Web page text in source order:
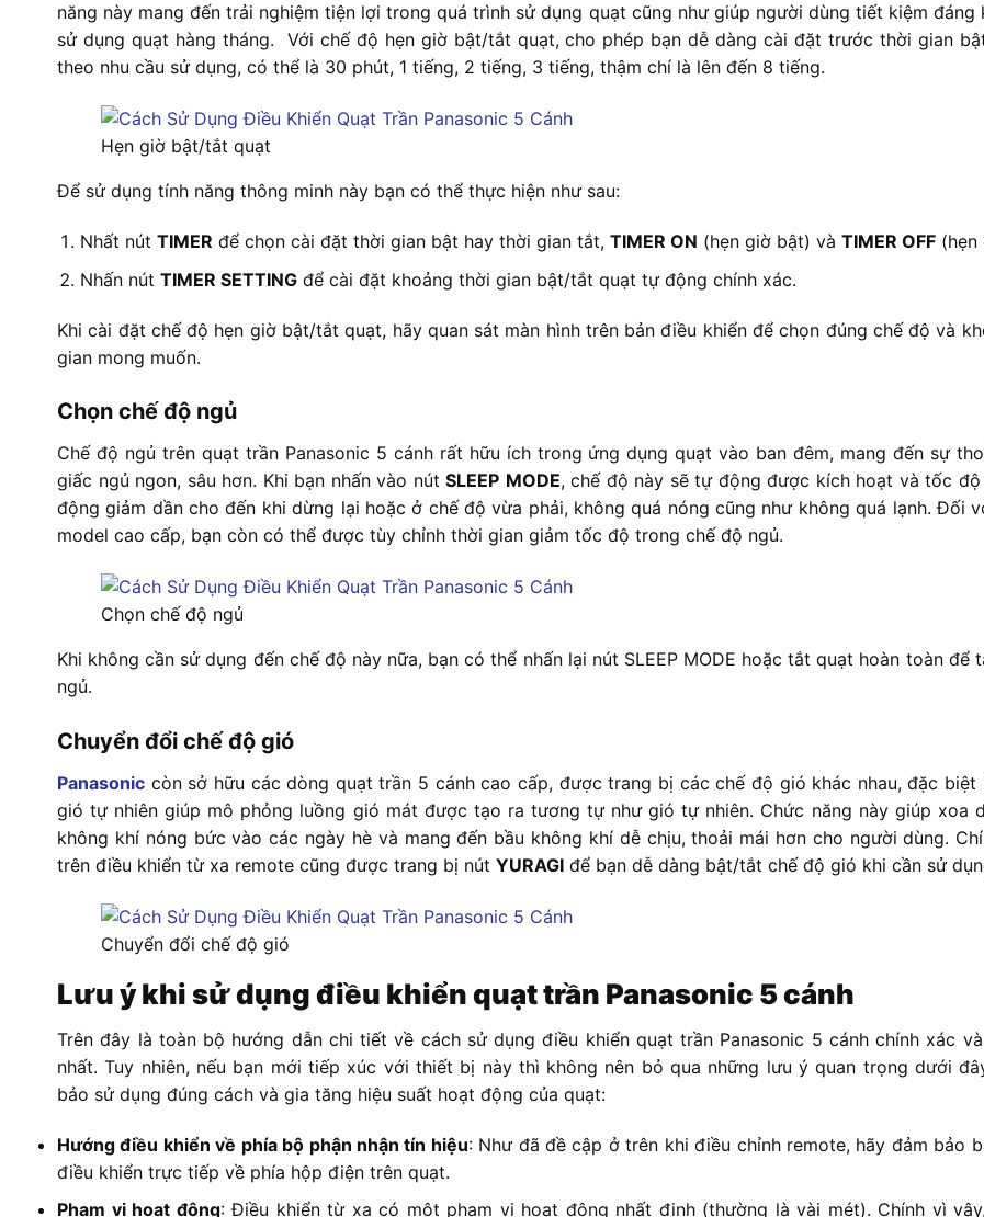
năng này mang đến trải nghiệm tiện lợi trong quá trình sử dụng quạt cũng như giúp người dùng tiết kiệm đáng
sử dụng quạt hàng tháng. Với chế độ hẹn giờ bật/tắt quạt, cho phép bạn dễ dàng cài đặt trước thời gian
theo nhu cầu sử dụng, có thể là 30 phút, 1 tiếng, 2 tiếng, 3 tiếng, thậm chí là lên đến 8 tiếng.
Hẹn giờ bật/tắt quạt
Để sử dụng tính năng thông minh này bạn có thể thực hiện như sau:
Nhất nút TIMER để chọn cài đặt thời gian bật hay thời gian tắt, TIMER ON (hẹn giờ bật) và TIMER OFF(hẹn
Nhấn nút TIMER SETTINGđể cài đặt khoảng thời gian bật/tắt quạt tự động chính xác.
Khi cài đặt chế độ hẹn giờ bật/tắt quạt, hãy quan sát màn hình trên bản điều khiển để chọn đúng chế độ và
gian mong muốn.
Chọn chế độ ngủ
Chế độ ngủ trên quạt trần Panasonic 5 cánh rất hữu ích trong ứng dụng quạt vào ban đêm, mang đến sự
giấc ngủ ngon, sâu hơn. Khi bạn nhấn vào nút SLEEP MODE, chế độ này sẽ tự động được kích hoạt và tốc
động giảm dần cho đến khi dừng lại hoặc ở chế độ vừa phải, không quá nóng cũng như không quá lạnh. Đối
model cao cấp, bạn còn có thể được tùy chỉnh thời gian giảm tốc độ trong chế độ ngủ.
Chọn chế độ ngủ
Khi không cần sử dụng đến chế độ này nữa, bạn có thể nhấn lại nút SLEEP MODE hoặc tắt quạt hoàn toàn để
ngủ.
Chuyển đổi chế độ gió
Panasonic còn sở hữu các dòng quạt trần 5 cánh cao cấp, được trang bị các chế độ gió khác nhau, đặc biệt
gió tự nhiên giúp mô phỏng luồng gió mát được tạo ra tương tự như gió tự nhiên. Chức năng này giúp xoa
không khí nóng bức vào các ngày hè và mang đến bầu không khí dễ chịu, thoải mái hơn cho người dùng.
trên điều khiển từ xa remote cũng được trang bị nút YURAGI để bạn dễ dàng bật/tắt chế độ gió khi cần sử
Chuyển đổi chế độ gió
Lưu ý khi sử dụng điều khiển quạt trần Panasonic 5 cánh
Trên đây là toàn bộ hướng dẫn chi tiết về cách sử dụng điều khiển quạt trần Panasonic 5 cánh chính xác
nhất. Tuy nhiên, nếu bạn mới tiếp xúc với thiết bị này thì không nên bỏ qua những lưu ý quan trọng dưới
bảo sử dụng đúng cách và gia tăng hiệu suất hoạt động của quạt:
Hướng điều khiển về phía bộ phận nhận tín hiệu: Như đã đề cập ở trên khi điều chỉnh remote, hãy đảm bảo
điều khiển trực tiếp về phía hộp điện trên quạt.
Phạm vi hoạt động: Điều khiển từ xa có một phạm vi hoạt động nhất định (thường là vài mét). Chính vì